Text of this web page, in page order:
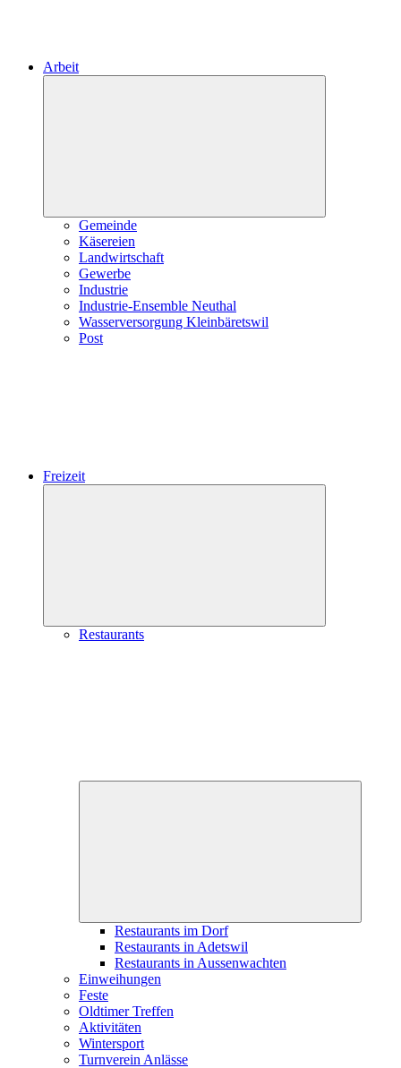
Arbeit
Gemeinde
Käsereien
Landwirtschaft
Gewerbe
Industrie
Industrie-Ensemble Neuthal
Wasserversorgung Kleinbäretswil
Post
Freizeit
Restaurants
Restaurants im Dorf
Restaurants in Adetswil
Restaurants in Aussenwachten
Einweihungen
Feste
Oldtimer Treffen
Aktivitäten
Wintersport
Turnverein Anlässe